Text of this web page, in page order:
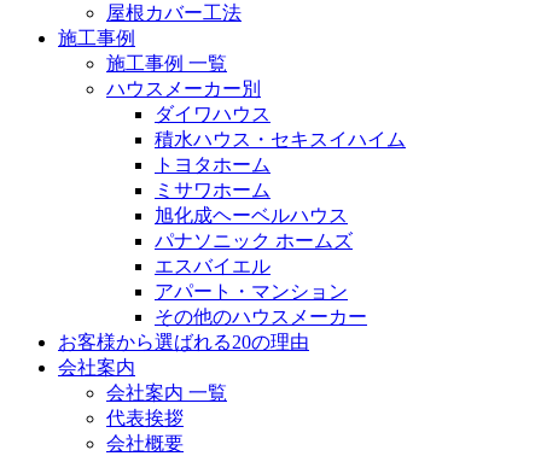
屋根カバー工法
施工事例
施工事例 一覧
ハウスメーカー別
ダイワハウス
積水ハウス・セキスイハイム
トヨタホーム
ミサワホーム
旭化成ヘーベルハウス
パナソニック ホームズ
エスバイエル
アパート・マンション
その他のハウスメーカー
お客様から選ばれる20の理由
会社案内
会社案内 一覧
代表挨拶
会社概要